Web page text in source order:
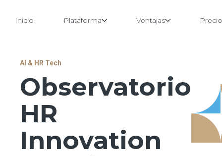
Saltar
contenido
Inicio Plataforma Ventajas
AI & HR Tech
Observatorio
HR
Innovation